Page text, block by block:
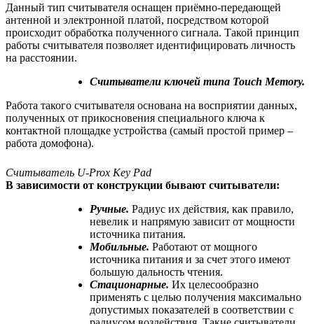
Данный тип считывателя оснащен приёмно-передающей
антенной и электронной платой, посредством которой
происходит обработка полученного сигнала. Такой принцип
работы считывателя позволяет идентифицировать личность
на расстоянии.
Считыватели ключей типа Touch Memory.
Работа такого считывателя основана на восприятии данных,
полученных от прикосновения специального ключа к
контактной площадке устройства (самый простой пример –
работа домофона).
Считыватель U-Prox Key Pad
В зависимости от конструкции бывают считыватели:
Ручные. Радиус их действия, как правило,
невелик и напрямую зависит от мощности
источника питания.
Мобильные. Работают от мощного
источника питания и за счет этого имеют
большую дальность чтения.
Стационарные. Их целесообразно
применять с целью получения максимально
допустимых показателей в соответствии с